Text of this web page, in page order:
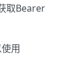
取Bearer
用